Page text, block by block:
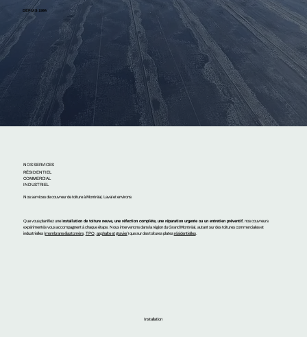
DEPUIS 1984
NOS SERVICES
RÉSIDENTIEL
COMMERCIAL
INDUSTRIEL
Nos services de couvreur de toiture à Montréal, Laval et environs
Que vous planifiez uneinstallation de toiture neuve, une réfection complète, une réparation urgente ou un entretien préventif, nos couvreurs
expérimentés vous accompagnent à chaque étape. Nous intervenons dans la région du Grand Montréal, autant sur des toitures commerciales et
industrielles (membrane élastomère, TPO, asphalte et gravier) que sur des toitures platesrésidentielles.
Installation